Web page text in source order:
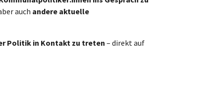
auch andere aktuelle
Politik in Kontakt zu treten – direkt auf